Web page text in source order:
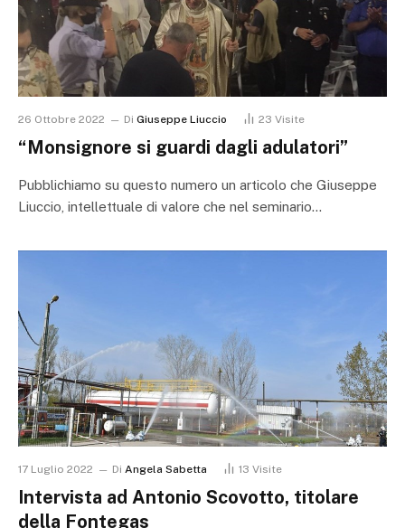
26 Ottobre 2022 Di Giuseppe Liuccio 23 Visite
“Monsignore si guardi dagli adulatori”
Pubblichiamo su questo numero un articolo che Giuseppe
Liuccio, intellettuale di valore che nel seminario…
17 Luglio 2022 Di ​Angela Sabetta 13 Visite
Intervista ad Antonio Scovotto, titolare
della Fontegas